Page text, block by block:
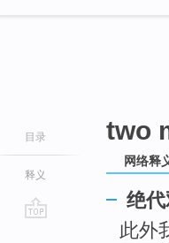
目录
释义
two
网络释
绝
此外